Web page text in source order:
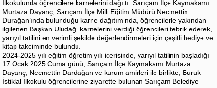
İlkokulunda öğrencilere karnelerini dağıttı. Sarıçam İlçe Kaymakamı
Murtaza Dayanç, Sarıçam İlçe Milli Eğitim Müdürü Necmettin
Durağan’ında bulunduğu karne dağıtımında, öğrencilerle yakından
ilgilenen Başkan Uludağ, karnelerini verdiği öğrencileri tebrik ederek,
yarıyıl tatilini en verimli şekilde değerlendirmeleri için çeşitli hediye ve
kitap takdiminde bulundu.
2024-2025 yılı eğitim öğretim yılı içerisinde, yarıyıl tatilinin başladığı
17 Ocak 2025 Cuma günü, Sarıçam İlçe Kaymakamı Murtaza
Dayanç, Necmettin Dardağan ve kurum amirleri ile birlikte, Buruk
İstiklal İlkokulu öğrencilerine ziyarette bulunan Sarıçam Belediye